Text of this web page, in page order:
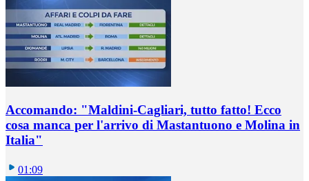
Accomando: "Maldini-Cagliari, tutto fatto! Ecco
cosa manca per l'arrivo di Mastantuono e Molina in
Italia"
01:09